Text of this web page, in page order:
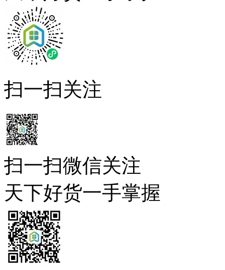
扫一扫关注
扫一扫微信关注
天下好货一手掌握